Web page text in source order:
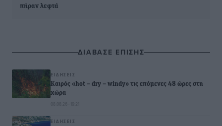
πήραν λεφτά
ΔΙΑΒΑΣΕ ΕΠΙΣΗΣ
ΕΙΔΉΣΕΙΣ
Καιρός «hot – dry – windy» τις επόμενες 48 ώρες στη
χώρα
08.08.26 · 19:21
ΕΙΔΉΣΕΙΣ